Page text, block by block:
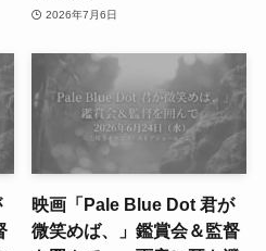
2026年7月6日
映画「Pale Blue Dot 君が
微笑めば、」鑑賞会＆監督